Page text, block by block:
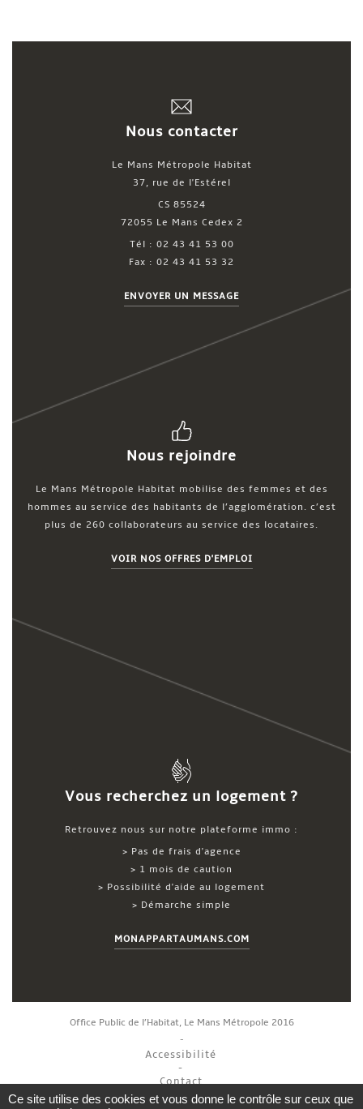
Nous contacter
Le Mans Métropole Habitat
37, rue de l'Estérel
CS 85524
72055 Le Mans Cedex 2
Tél : 02 43 41 53 00
Fax : 02 43 41 53 32
ENVOYER UN MESSAGE
Nous rejoindre
Le Mans Métropole Habitat mobilise des femmes et des
hommes au service des habitants de l’agglomération. c’est
plus de 260 collaborateurs au service des locataires.
VOIR NOS OFFRES D'EMPLOI
Vous recherchez un logement ?
Retrouvez nous sur notre plateforme immo :
> Pas de frais d'agence
> 1 mois de caution
> Possibilité d'aide au logement
> Démarche simple
MONAPPARTAUMANS.COM
Office Public de l’Habitat, Le Mans Métropole 2016
Accessibilité
Contact
Ce site utilise des cookies et vous donne le contrôle sur ceux que